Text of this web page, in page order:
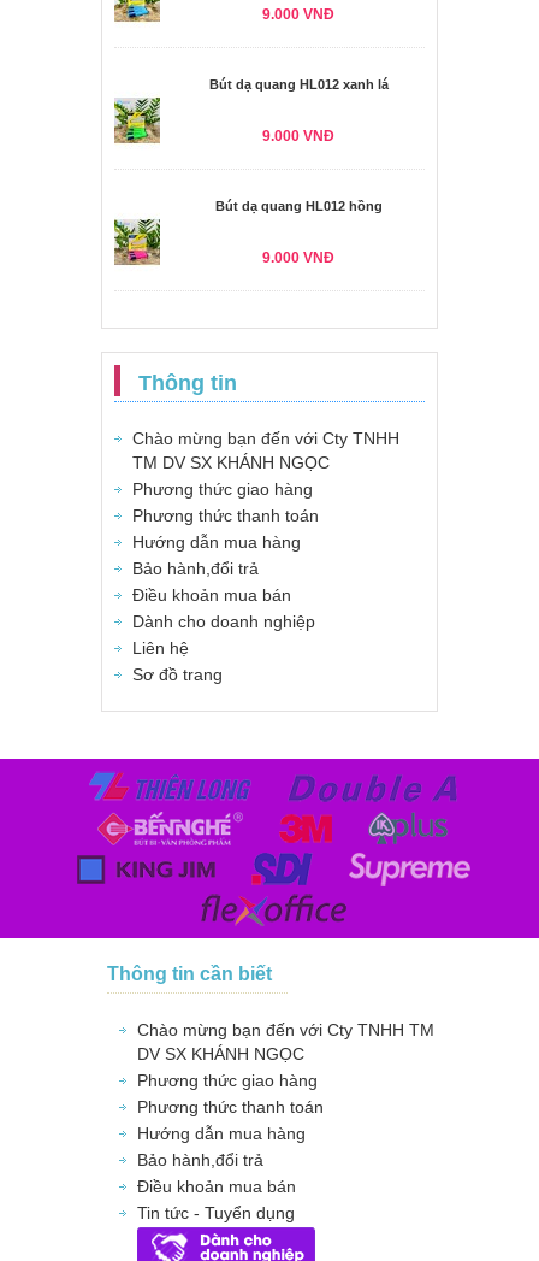
9.000 VNĐ
Bút dạ quang HL012 xanh lá
9.000 VNĐ
Bút dạ quang HL012 hồng
9.000 VNĐ
Thông tin
Chào mừng bạn đến với Cty TNHH
TM DV SX KHÁNH NGỌC
Phương thức giao hàng
Phương thức thanh toán
Hướng dẫn mua hàng
Bảo hành,đổi trả
Điều khoản mua bán
Dành cho doanh nghiệp
Liên hệ
Sơ đồ trang
Thông tin cần biết
Chào mừng bạn đến với Cty TNHH TM
DV SX KHÁNH NGỌC
Phương thức giao hàng
Phương thức thanh toán
Hướng dẫn mua hàng
Bảo hành,đổi trả
Điều khoản mua bán
Tin tức - Tuyển dụng